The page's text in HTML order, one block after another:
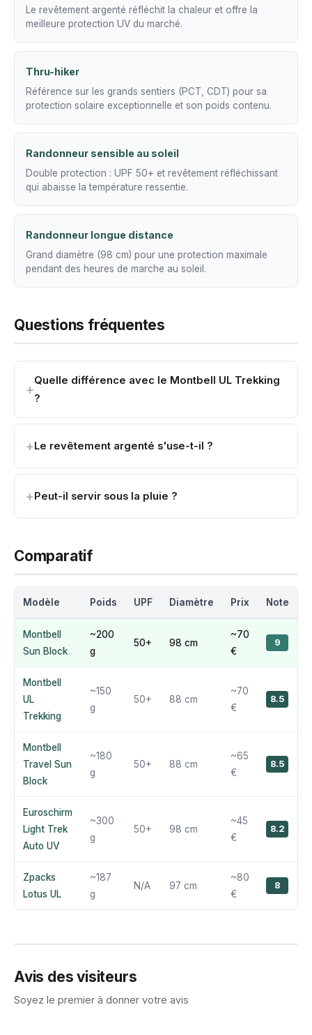
Le revêtement argenté réfléchit la chaleur et offre la
meilleure protection UV du marché.
Thru-hiker
Référence sur les grands sentiers (PCT, CDT) pour sa
protection solaire exceptionnelle et son poids contenu.
Randonneur sensible au soleil
Double protection : UPF 50+ et revêtement réfléchissant
qui abaisse la température ressentie.
Randonneur longue distance
Grand diamètre (98 cm) pour une protection maximale
pendant des heures de marche au soleil.
Questions fréquentes
Quelle différence avec le Montbell UL Trekking
?
Le revêtement argenté s'use-t-il ?
Peut-il servir sous la pluie ?
Comparatif
Modèle Poids UPF Diamètre Prix Note
Montbell
Sun Block
~200
g
50+ 98 cm
~70
€
9
Montbell
UL
Trekking
~150
g
50+ 88 cm
~70
€
8.5
Montbell
Travel Sun
Block
~180
g
50+ 88 cm
~65
€
8.5
Euroschirm
Light Trek
Auto UV
~300
g
50+ 98 cm
~45
€
8.2
Zpacks
Lotus UL
~187
g
N/A 97 cm
~80
€
8
Avis des visiteurs
Soyez le premier à donner votre avis